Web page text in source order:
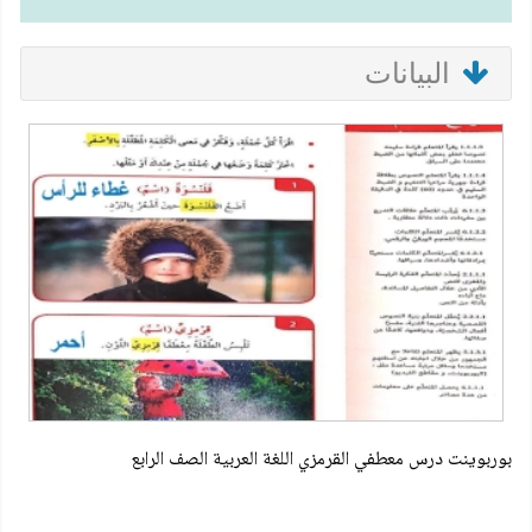
البيانات
بوربوينت درس معطفي القرمزي اللغة العربية الصف الرابع